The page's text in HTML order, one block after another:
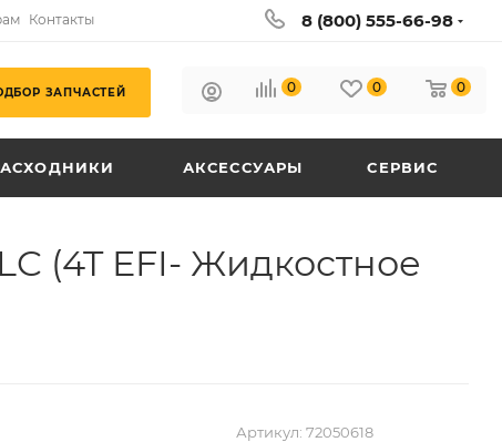
Контакты 8 (800) 555-66-98
ЗАПЧАСТЕЙ 0 0 0
АКСЕССУАРЫ СЕРВИС
(4T EFI- Жидкостное
Артикул: 72050618